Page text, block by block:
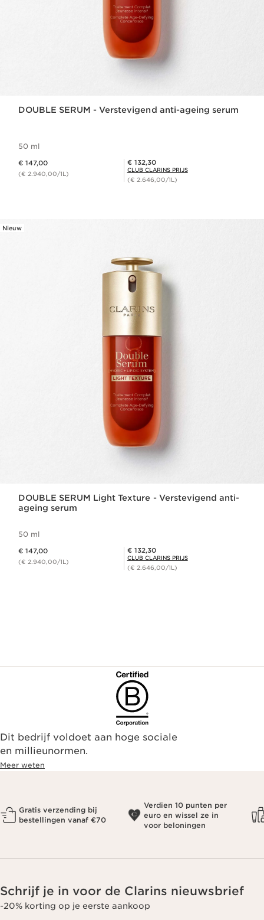
DOUBLE SERUM - Verstevigend anti-ageing serum
50 ml
€ 147,00
(€ 2.940,00/1L)
Club Clarins Prijs € 132,30
€ 132,30
CLUB CLARINS PRIJS
(€ 2.646,00/1L)
Nieuw
DOUBLE SERUM Light Texture - Verstevigend anti-
ageing serum
50 ml
€ 147,00
(€ 2.940,00/1L)
Club Clarins Prijs € 132,30
€ 132,30
CLUB CLARINS PRIJS
(€ 2.646,00/1L)
Dit bedrijf voldoet aan hoge sociale
en millieunormen.
Meer weten
Gratis verzending bij
bestellingen vanaf €70
Verdien 10 punten per
euro en wissel ze in
voor beloningen
Schrijf je in voor de Clarins nieuwsbrief
-20% korting op je eerste aankoop